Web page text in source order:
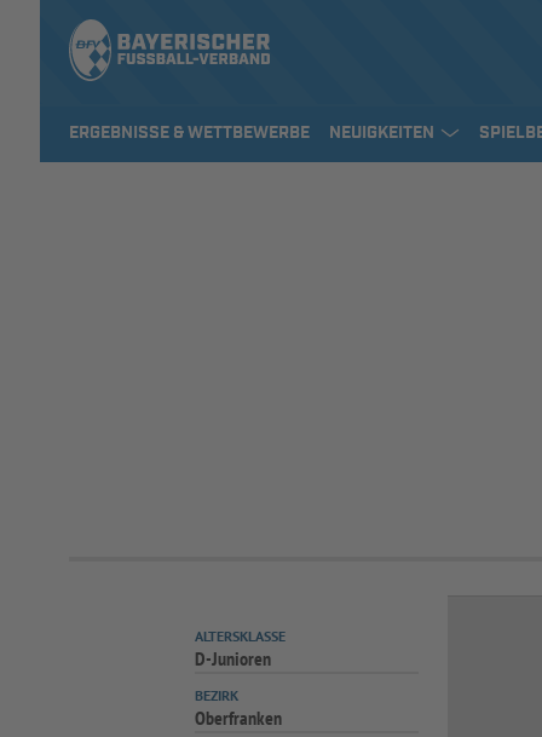
ERGEBNISSE & WETTBEWERBE NEUIGKEITEN
ALTERSKLASSE
D-Junioren
BEZIRK
Oberfranken